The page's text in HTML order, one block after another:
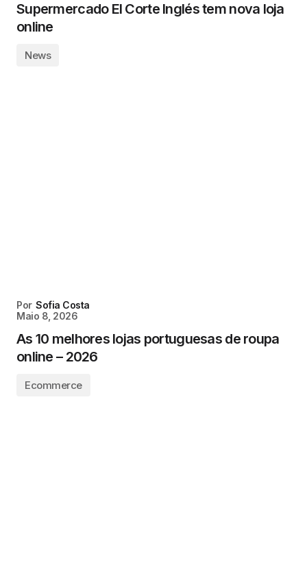
Supermercado El Corte Inglés tem nova loja
online
News
Por Sofia Costa
Maio 8, 2026
As 10 melhores lojas portuguesas de roupa
online – 2026
Ecommerce